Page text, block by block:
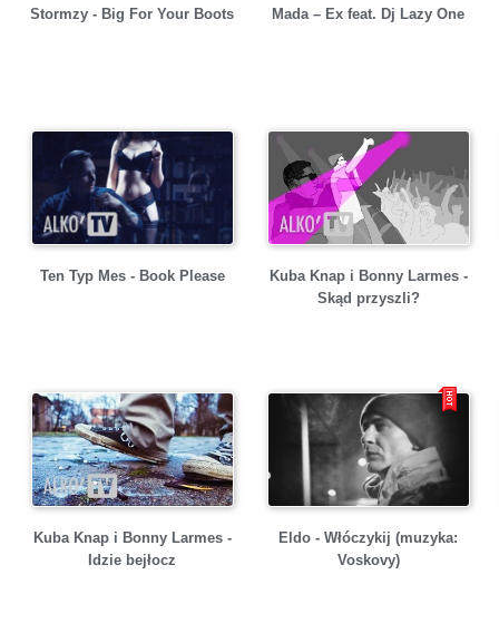
Stormzy - Big For Your Boots Mada – Ex feat. Dj Lazy One
Ten Typ Mes - Book Please
Kuba Knap i Bonny Larmes -
Skąd przyszli?
Kuba Knap i Bonny Larmes -
Idzie bejłocz
Eldo - Włóczykij (muzyka:
Voskovy)